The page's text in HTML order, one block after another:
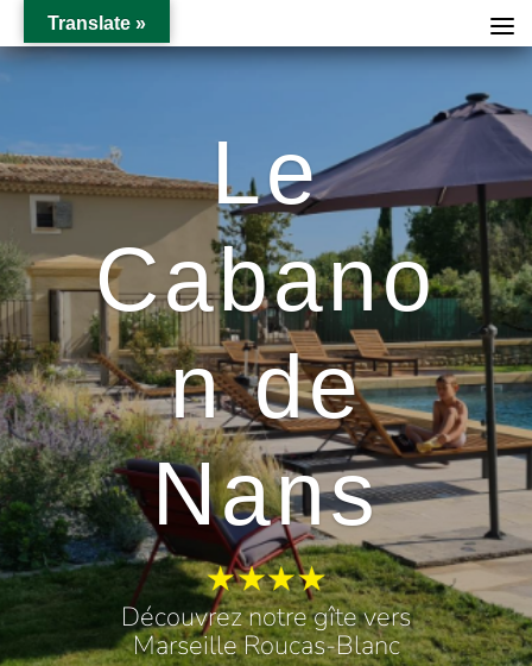
Le
Cabano
n de
Nans
Découvrez notre gîte vers
Marseille Roucas-Blanc
Translate »